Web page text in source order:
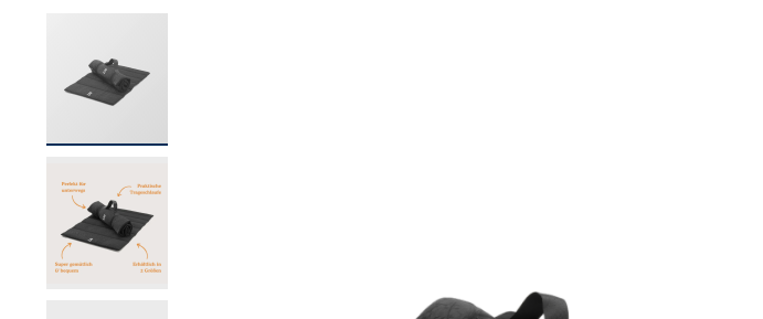
end
the
gallery